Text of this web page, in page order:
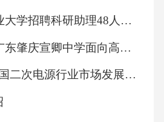
源消耗和生产过程中的碳
的碳排放则由飞行消耗的
烧过程会产生大量二氧化
、维护和基础设施建设等
2026西南林业大学招聘科研助理48人备考题库及答案详解（基础+提升）
2026上半年广东肇庆宣卿中学面向高校招聘中学教师8人备考题库（第二批编制）含答案详解（典型题）
2026-2030中国二次电源行业市场发展分析及发展趋势与投资前景研究报告